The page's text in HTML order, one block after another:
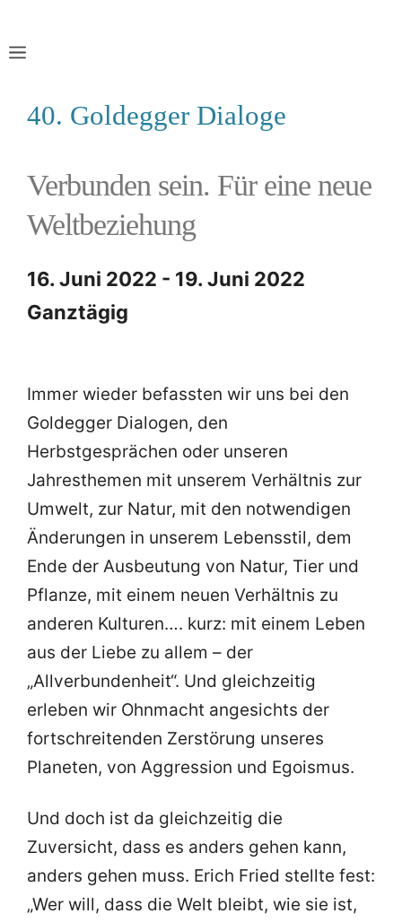
Inhalt
MENU
40. Goldegger Dialoge
Verbunden sein. Für eine neue
Weltbeziehung
16. Juni 2022 - 19. Juni 2022
Ganztägig
Immer wieder befassten wir uns bei den
Goldegger Dialogen, den
Herbstgesprächen oder unseren
Jahresthemen mit unserem Verhältnis zur
Umwelt, zur Natur, mit den notwendigen
Änderungen in unserem Lebensstil, dem
Ende der Ausbeutung von Natur, Tier und
Pflanze, mit einem neuen Verhältnis zu
anderen Kulturen…. kurz: mit einem Leben
aus der Liebe zu allem – der
„Allverbundenheit“. Und gleichzeitig
erleben wir Ohnmacht angesichts der
fortschreitenden Zerstörung unseres
Planeten, von Aggression und Egoismus.
Und doch ist da gleichzeitig die
Zuversicht, dass es anders gehen kann,
anders gehen muss. Erich Fried stellte fest:
„Wer will, dass die Welt bleibt, wie sie ist,